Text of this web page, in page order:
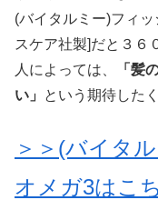
(バイタルミー)フィ
スケア社製]だと３６
人によっては、
「髪
い」
という期待した
＞＞(バイタ
オメガ3はこ